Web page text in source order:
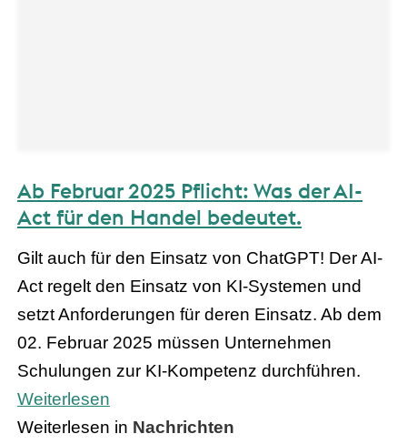
Ab Februar 2025 Pflicht: Was der AI-
Act für den Handel bedeutet.
Gilt auch für den Einsatz von ChatGPT! Der AI-
Act regelt den Einsatz von KI-Systemen und
setzt Anforderungen für deren Einsatz. Ab dem
02. Februar 2025 müssen Unternehmen
Schulungen zur KI-Kompetenz durchführen.
Weiterlesen
Weiterlesen in Nachrichten